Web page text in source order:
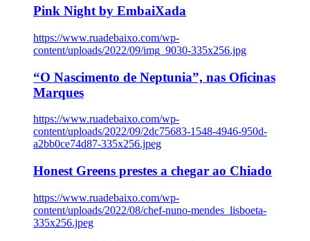
Pink Night by EmbaiXada
https://www.ruadebaixo.com/wp-
content/uploads/2022/09/img_9030-335x256.jpg
“O Nascimento de Neptunia”, nas Oficinas
Marques
https://www.ruadebaixo.com/wp-
content/uploads/2022/09/2dc75683-1548-4946-950d-
a2bb0ce74d87-335x256.jpeg
Honest Greens prestes a chegar ao Chiado
https://www.ruadebaixo.com/wp-
content/uploads/2022/08/chef-nuno-mendes_lisboeta-
335x256.jpeg